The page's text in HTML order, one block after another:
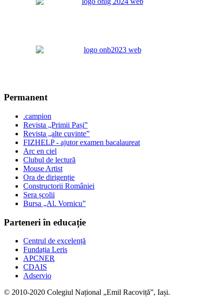
Permanent
.campion
Revista „Primii Pași”
Revista „alte cuvinte”
FIZHELP - ajutor examen bacalaureat
Arc en ciel
Clubul de lectură
Mouse Artist
Ora de dirigenție
Constructorii României
Sera școlii
Bursa „Al. Vornicu”
Parteneri în educație
Centrul de excelență
Fundația Leris
APCNER
CDAIS
Adservio
© 2010-2020 Colegiul Național „Emil Racoviță”, Iași.